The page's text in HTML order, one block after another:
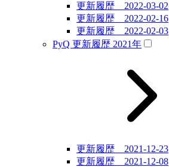
更新履歴 2022-03-02
更新履歴 2022-02-16
更新履歴 2022-02-03
PyQ 更新履歴 2021年
更新履歴 2021-12-23
更新履歴 2021-12-08